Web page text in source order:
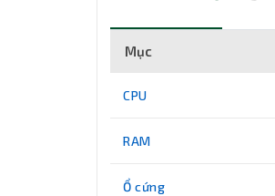
Mục
CPU
RAM
Ổ cứng